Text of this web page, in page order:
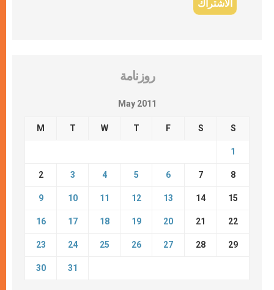
روزنامة
May 2011
M T W T F S S
1
2 3 4 5 6 7 8
9 10 11 12 13 14 15
16 17 18 19 20 21 22
23 24 25 26 27 28 29
30 31